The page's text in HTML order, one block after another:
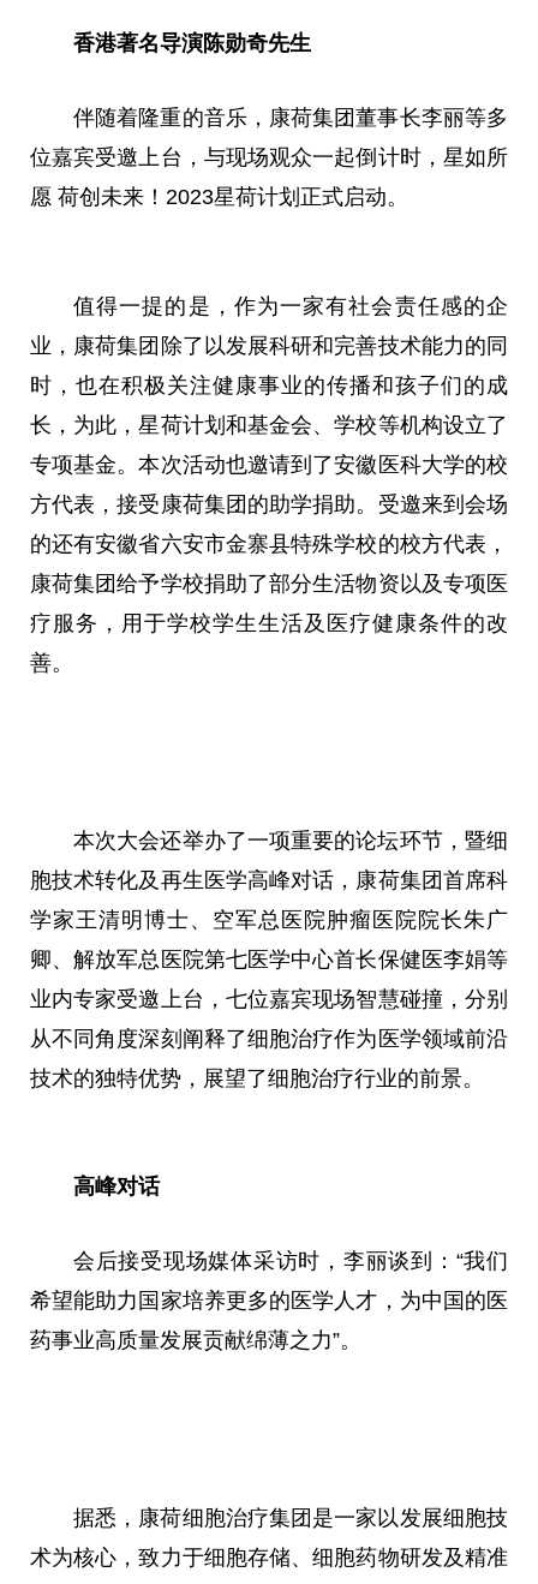
香港著名导演陈勋奇先生
伴随着隆重的音乐，康荷集团董事长李丽等多
位嘉宾受邀上台，与现场观众一起倒计时，星如所
愿 荷创未来！2023星荷计划正式启动。
值得一提的是，作为一家有社会责任感的企
业，康荷集团除了以发展科研和完善技术能力的同
时，也在积极关注健康事业的传播和孩子们的成
长，为此，星荷计划和基金会、学校等机构设立了
专项基金。本次活动也邀请到了安徽医科大学的校
方代表，接受康荷集团的助学捐助。受邀来到会场
的还有安徽省六安市金寨县特殊学校的校方代表，
康荷集团给予学校捐助了部分生活物资以及专项医
疗服务，用于学校学生生活及医疗健康条件的改
善。
本次大会还举办了一项重要的论坛环节，暨细
胞技术转化及再生医学高峰对话，康荷集团首席科
学家王清明博士、空军总医院肿瘤医院院长朱广
卿、解放军总医院第七医学中心首长保健医李娟等
业内专家受邀上台，七位嘉宾现场智慧碰撞，分别
从不同角度深刻阐释了细胞治疗作为医学领域前沿
技术的独特优势，展望了细胞治疗行业的前景。
高峰对话
会后接受现场媒体采访时，李丽谈到：“我们
希望能助力国家培养更多的医学人才，为中国的医
药事业高质量发展贡献绵薄之力”。
据悉，康荷细胞治疗集团是一家以发展细胞技
术为核心，致力于细胞存储、细胞药物研发及精准